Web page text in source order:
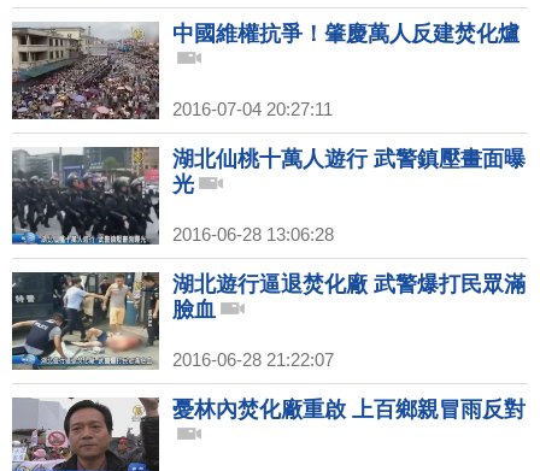
中國維權抗爭！肇慶萬人反建焚化爐
2016-07-04 20:27:11
湖北仙桃十萬人遊行 武警鎮壓畫面曝
光
2016-06-28 13:06:28
湖北遊行逼退焚化廠 武警爆打民眾滿
臉血
2016-06-28 21:22:07
憂林內焚化廠重啟 上百鄉親冒雨反對